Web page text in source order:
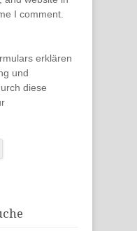
I comment.
erklären
und
diese